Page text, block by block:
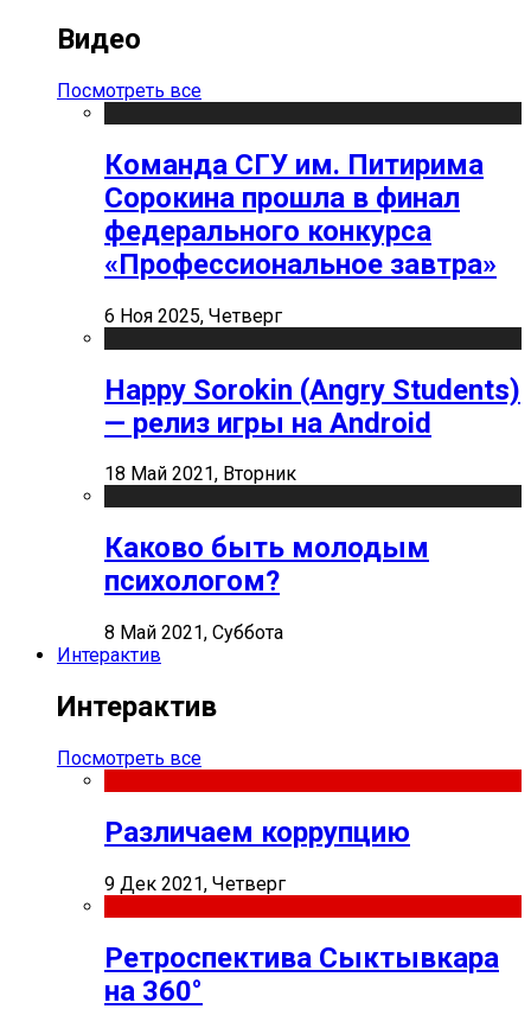
Видео
Посмотреть все
Команда СГУ им. Питирима
Сорокина прошла в финал
федерального конкурса
«Профессиональное завтра»
6 Ноя 2025, Четверг
Happy Sorokin (Angry Students)
— релиз игры на Android
18 Май 2021, Вторник
Каково быть молодым
психологом?
8 Май 2021, Суббота
Интерактив
Интерактив
Посмотреть все
Различаем коррупцию
9 Дек 2021, Четверг
Ретроспектива Сыктывкара
на 360°